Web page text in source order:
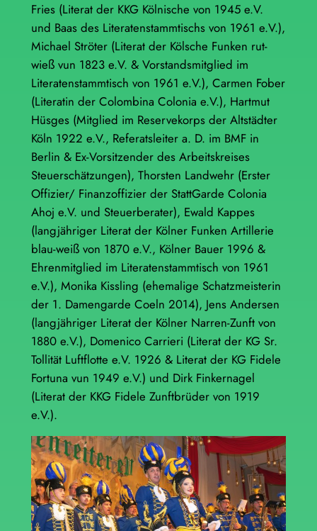
Fries (Literat der KKG Kölnische von 1945 e.V.
und Baas des Literatenstammtischs von 1961 e.V.),
Michael Ströter (Literat der Kölsche Funken rut-
wieß vun 1823 e.V. & Vorstandsmitglied im
Literatenstammtisch von 1961 e.V.), Carmen Fober
(Literatin der Colombina Colonia e.V.), Hartmut
Hüsges (Mitglied im Reservekorps der Altstädter
Köln 1922 e.V., Referatsleiter a. D. im BMF in
Berlin & Ex-Vorsitzender des Arbeitskreises
Steuerschätzungen), Thorsten Landwehr (Erster
Offizier/ Finanzoffizier der StattGarde Colonia
Ahoj e.V. und Steuerberater), Ewald Kappes
(langjähriger Literat der Kölner Funken Artillerie
blau-weiß von 1870 e.V., Kölner Bauer 1996 &
Ehrenmitglied im Literatenstammtisch von 1961
e.V.), Monika Kissling (ehemalige Schatzmeisterin
der 1. Damengarde Coeln 2014), Jens Andersen
(langjähriger Literat der Kölner Narren-Zunft von
1880 e.V.), Domenico Carrieri (Literat der KG Sr.
Tollität Luftflotte e.V. 1926 & Literat der KG Fidele
Fortuna vun 1949 e.V.) und Dirk Finkernagel
(Literat der KKG Fidele Zunftbrüder von 1919
e.V.).